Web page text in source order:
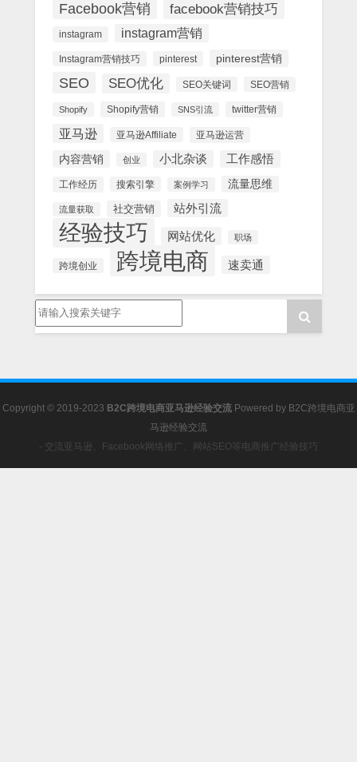
Facebook营销 facebook营销技巧
instagram instagram营销
Instagram营销技巧 pinterest pinterest营销
SEO SEO优化 SEO关键词 SEO营销
Shopify Shopify营销 SNS引流 twitter营销
亚马逊 亚马逊Affiliate 亚马逊运营
内容营销 创业 小北杂谈 工作感悟
工作经历 搜索引擎 案例学习 流量思维
流量获取 社交营销 站外引流
经验技巧 网站优化 职场
跨境创业 跨境电商 速卖通
Copyright © 2019-2023 B2C跨境电商亚马逊经验交流 Powered by B2C跨境电商亚
马逊经验交流
- 交流亚马逊、Facebook网络推广、网站SEO等电商推广经验技巧